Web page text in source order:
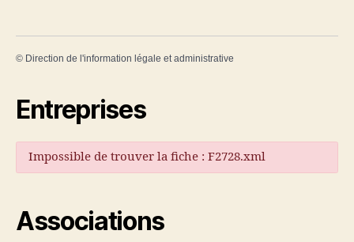
© Direction de l'information légale et administrative
Entreprises
Impossible de trouver la fiche : F2728.xml
Associations